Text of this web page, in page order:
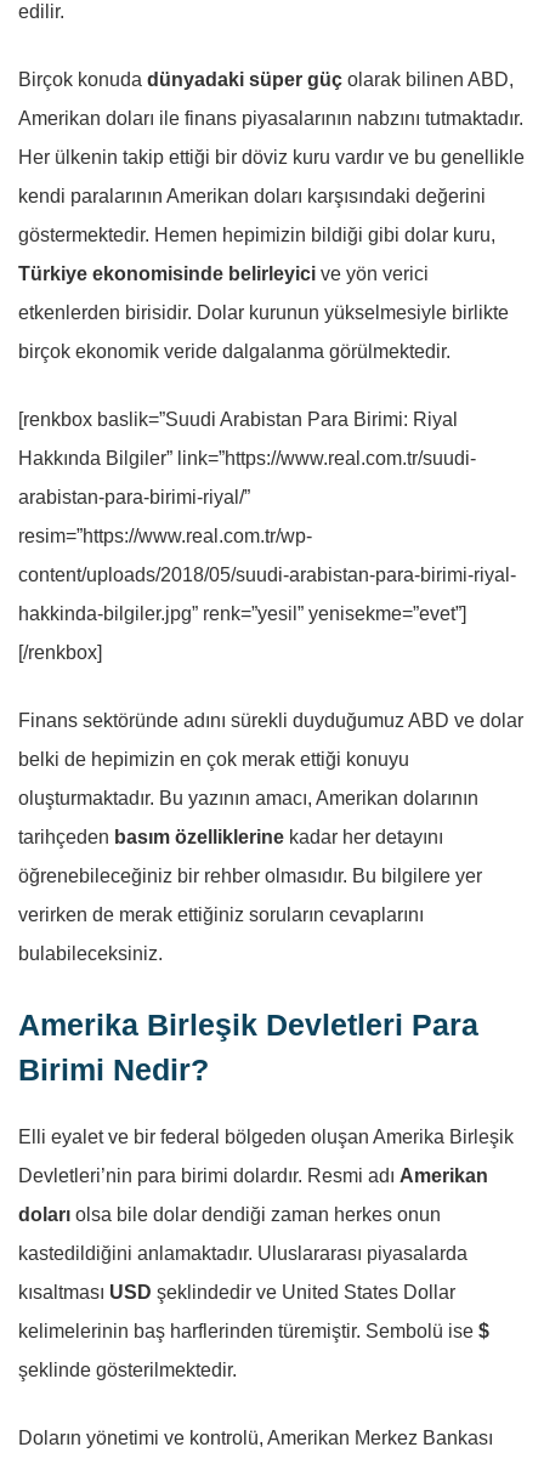
edilir.
Birçok konuda dünyadaki süper güç olarak bilinen ABD,
Amerikan doları ile finans piyasalarının nabzını tutmaktadır.
Her ülkenin takip ettiği bir döviz kuru vardır ve bu genellikle
kendi paralarının Amerikan doları karşısındaki değerini
göstermektedir. Hemen hepimizin bildiği gibi dolar kuru,
Türkiye ekonomisinde belirleyici ve yön verici
etkenlerden birisidir. Dolar kurunun yükselmesiyle birlikte
birçok ekonomik veride dalgalanma görülmektedir.
[renkbox baslik=”Suudi Arabistan Para Birimi: Riyal
Hakkında Bilgiler” link=”https://www.real.com.tr/suudi-
arabistan-para-birimi-riyal/”
resim=”https://www.real.com.tr/wp-
content/uploads/2018/05/suudi-arabistan-para-birimi-riyal-
hakkinda-bilgiler.jpg” renk=”yesil” yenisekme=”evet”]
[/renkbox]
Finans sektöründe adını sürekli duyduğumuz ABD ve dolar
belki de hepimizin en çok merak ettiği konuyu
oluşturmaktadır. Bu yazının amacı, Amerikan dolarının
tarihçeden basım özelliklerine kadar her detayını
öğrenebileceğiniz bir rehber olmasıdır. Bu bilgilere yer
verirken de merak ettiğiniz soruların cevaplarını
bulabileceksiniz.
Amerika Birleşik Devletleri Para
Birimi Nedir?
Elli eyalet ve bir federal bölgeden oluşan Amerika Birleşik
Devletleri’nin para birimi dolardır. Resmi adı Amerikan
doları olsa bile dolar dendiği zaman herkes onun
kastedildiğini anlamaktadır. Uluslararası piyasalarda
kısaltması USD şeklindedir ve United States Dollar
kelimelerinin baş harflerinden türemiştir. Sembolü ise $
şeklinde gösterilmektedir.
Doların yönetimi ve kontrolü, Amerikan Merkez Bankası